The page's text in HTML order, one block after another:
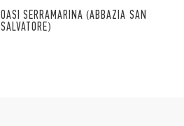
OASI SERRAMARINA (ABBAZIA SAN
SALVATORE)